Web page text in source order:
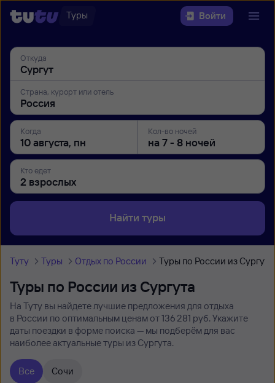
Туры Войти
Откуда
Страна, курорт или отель
Когда Кол-во ночей
Кто едет
Найти туры
Туту Туры Отдых по России Туры по России из Сургута
Туры по России из Сургута
На Туту вы найдете лучшие предложения для отдыха
в России по оптимальным ценам от 136 ⁠281 руб. Укажите
даты поездки в форме поиска — мы подберём для вас
наиболее актуальные туры из Сургута.
Все Сочи